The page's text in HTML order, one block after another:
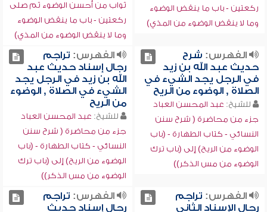
ركعتين - باب ما ينقض الوضوء
وما لا ينقض الوضوء من المذي)
ثواب من أحسن الوضوء ثم صلى
ركعتين - باب ما ينقض الوضوء
وما لا ينقض الوضوء من المذي)
الفهرس: شرح
حديث عبد الله بن زيد
في الرجل يجد الشيء في
الصلاة , الوضوء من الريح
للشيخ: عبد المحسن العباد
جزء من محاضرة ( شرح سنن
النسائي - كتاب الطهارة - (باب
الوضوء من الريح) إلى (باب ترك
الوضوء من مس الذكر))
الفهرس: تراجم
رجال إسناد حديث عبد
الله بن زيد في الرجل يجد
الشيء في الصلاة , الوضوء
من الريح
للشيخ: عبد المحسن العباد
جزء من محاضرة ( شرح سنن
النسائي - كتاب الطهارة - (باب
الوضوء من الريح) إلى (باب ترك
الوضوء من مس الذكر))
الفهرس: تراجم
رجال الإسناد الثاني
الفهرس: تراجم
رجال إسناد حديث